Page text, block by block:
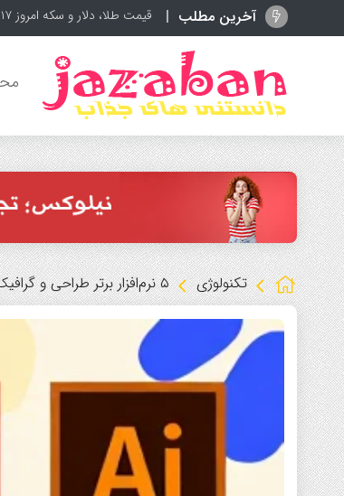
آخرین مطلب بمب بزرگ در آن
تکنولوژی ۵ نرم‌افزار برتر طراحی و گرافیک تصاویر برای خلاقان دنیای دیجیتال